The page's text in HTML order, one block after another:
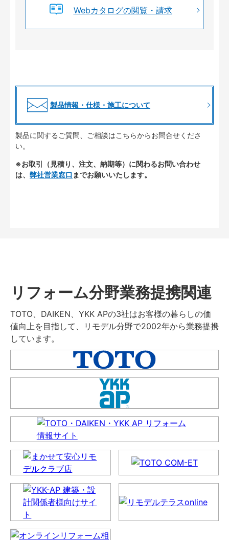
Webカタログの閲覧・請求
製品情報・仕様・施工について
製品に関するご質問、ご相談はこちらからお問合せくださ
い。
※お取引（見積り、注文、納期等）に関わるお問い合わせ
は、 弊社営業窓口 までお願いいたします。
リフォーム分野業務提携関連
TOTO、DAIKEN、YKK APの3社はお客様の暮らしの価
値向上を目指して、リモデル分野で2002年から業務提携
しています。